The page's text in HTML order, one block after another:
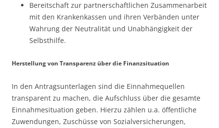
Bereitschaft zur partnerschaftlichen Zusammenarbeit
mit den Krankenkassen und ihren Verbänden unter
Wahrung der Neutralität und Unabhängigkeit der
Selbsthilfe.
Herstellung von Transparenz über die Finanzsituation
In den Antragsunterlagen sind die Einnahmequellen
transparent zu machen, die Aufschluss über die gesamte
Einnahmesituation geben. Hierzu zählen u.a. öffentliche
Zuwendungen, Zuschüsse von Sozialversicherungen,